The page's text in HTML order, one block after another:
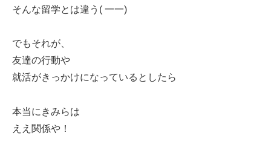
そんな留学とは違う( 一一)
でもそれが、
友達の行動や
就活がきっかけになっているとしたら
本当にきみらは
ええ関係や！